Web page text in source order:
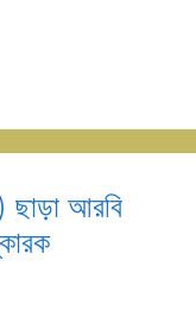
ছাড়া আরবি